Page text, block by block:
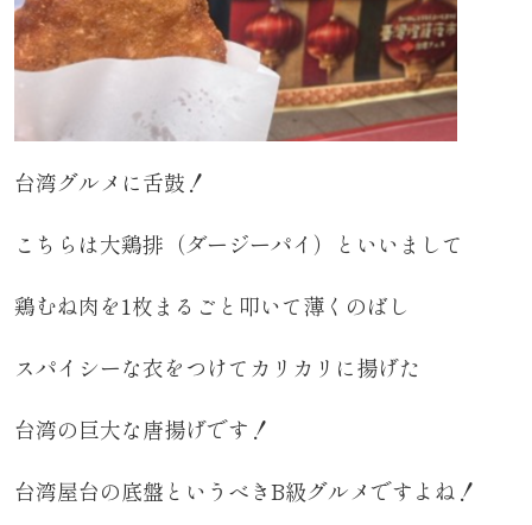
台湾グルメに舌鼓！
こちらは大鶏排（ダージーパイ）といいまして
鶏むね肉を1枚まるごと叩いて薄くのばし
スパイシーな衣をつけてカリカリに揚げた
台湾の巨大な唐揚げです！
台湾屋台の底盤というべきB級グルメですよね！